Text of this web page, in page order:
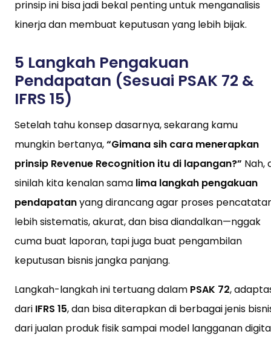
prinsip ini bisa jadi bekal penting untuk menganalisis
kinerja dan membuat keputusan yang lebih bijak.
5 Langkah Pengakuan
Pendapatan (Sesuai PSAK 72 &
IFRS 15)
Setelah tahu konsep dasarnya, sekarang kamu
mungkin bertanya,“Gimana sih cara menerapkan
prinsip Revenue Recognition itu di lapangan?” Nah,
sinilah kita kenalan sama lima langkah pengakuan
pendapatanyang dirancang agar proses
lebih sistematis, akurat, dan bisa diandalkan—nggak
cuma buat laporan, tapi juga buat pengambilan
keputusan bisnis jangka panjang.
Langkah-langkah ini tertuang dalam PSAK 72,
dari IFRS 15, dan bisa diterapkan di berbagai jenis
dari jualan produk fisik sampai model langganan